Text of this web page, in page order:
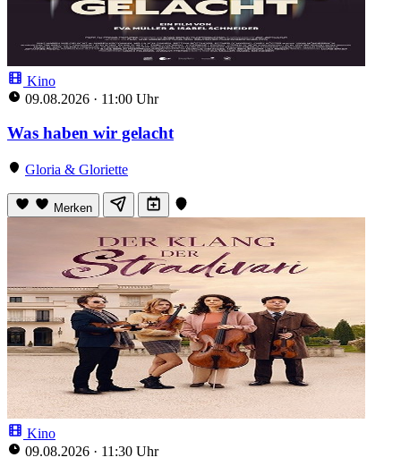
Kino
09.08.2026 · 11:00 Uhr
Was haben wir gelacht
Gloria & Gloriette
Merken
Kino
09.08.2026 · 11:30 Uhr